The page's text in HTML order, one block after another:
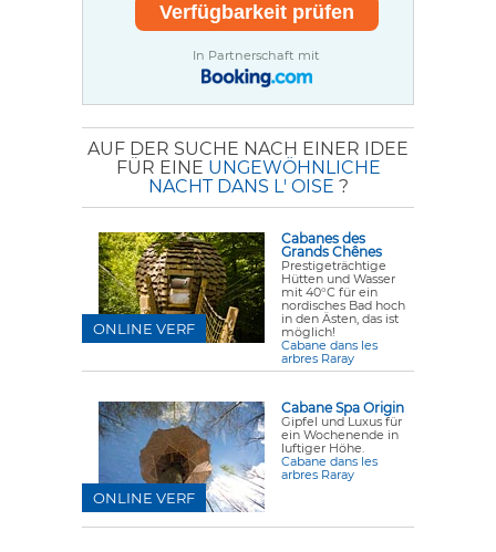
In Partnerschaft mit
AUF DER SUCHE NACH EINER IDEE
FÜR EINE UNGEWÖHNLICHE
NACHT DANS L' OISE ?
Cabanes des
Grands Chênes
Prestigeträchtige
Hütten und Wasser
mit 40°C für ein
nordisches Bad hoch
in den Ästen, das ist
möglich!
Cabane dans les
arbres Raray
ONLINE VERF
Cabane Spa Origin
Gipfel und Luxus für
ein Wochenende in
luftiger Höhe.
Cabane dans les
arbres Raray
ONLINE VERF